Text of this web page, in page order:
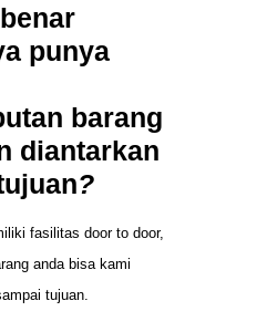
punya
barang
diantarkan
?
fasilitas door to door,
anda bisa kami
tujuan.